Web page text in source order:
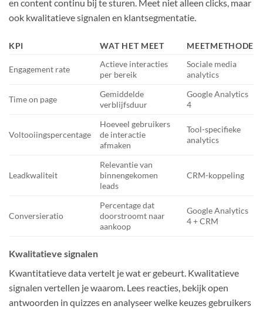
en content continu bij te sturen. Meet niet alleen clicks, maar
ook kwalitatieve signalen en klantsegmentatie.
KPI WAT HET MEET MEETMETHODE
Engagement rate
Actieve interacties
per bereik
Sociale media
analytics
Time on page
Gemiddelde
verblijfsduur
Google Analytics
4
Voltooiingspercentage
Hoeveel gebruikers
de interactie
afmaken
Tool-specifieke
analytics
Leadkwaliteit
Relevantie van
binnengekomen
leads
CRM-koppeling
Conversieratio
Percentage dat
doorstroomt naar
aankoop
Google Analytics
4 + CRM
Kwalitatieve signalen
Kwantitatieve data vertelt je wat er gebeurt. Kwalitatieve
signalen vertellen je waarom. Lees reacties, bekijk open
antwoorden in quizzes en analyseer welke keuzes gebruikers